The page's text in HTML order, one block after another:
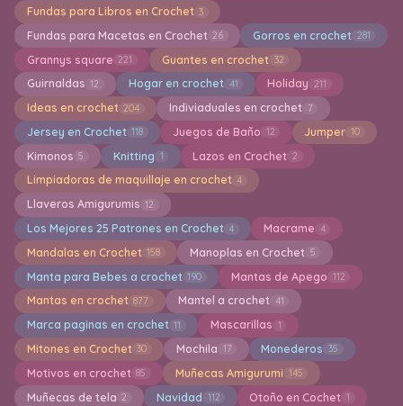
Fundas para Libros en Crochet 3
Fundas para Macetas en Crochet 26 Gorros en crochet 281
Grannys square 221 Guantes en crochet 32
Guirnaldas 12 Hogar en crochet 41 Holiday 211
Ideas en crochet 204 Indiviaduales en crochet 7
Jersey en Crochet 118 Juegos de Baño 12 Jumper 10
Kimonos 5 Knitting 1 Lazos en Crochet 2
Limpiadoras de maquillaje en crochet 4
Llaveros Amigurumis 12
Los Mejores 25 Patrones en Crochet 4 Macrame 4
Mandalas en Crochet 158 Manoplas en Crochet 5
Manta para Bebes a crochet 190 Mantas de Apego 112
Mantas en crochet 877 Mantel a crochet 41
Marca paginas en crochet 11 Mascarillas 1
Mitones en Crochet 30 Mochila 17 Monederos 35
Motivos en crochet 85 Muñecas Amigurumi 145
Muñecas de tela 2 Navidad 112 Otoño en Cochet 1